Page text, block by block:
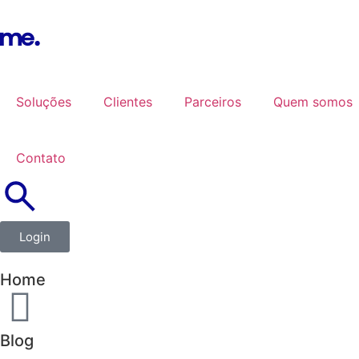
Soluções Clientes Parceiros Quem somos
Contato
Login
Home
Blog